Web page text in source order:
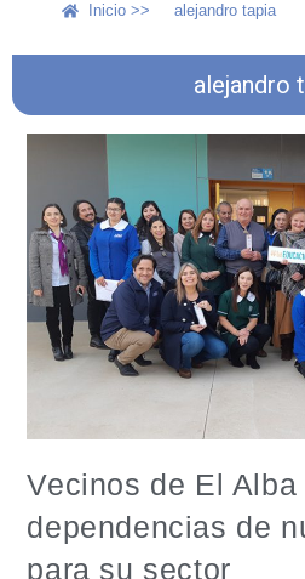
Inicio >> alejandro tapia
alejandro
Vecinos de El Alba
dependencias de
para su sector